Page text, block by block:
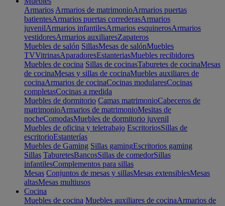
Armarios Armarios de matrimonioArmarios puertas
batientesArmarios puertas correderasArmarios
juvenilArmarios infantilesArmarios esquinerosArmarios
vestidoresArmarios auxiliaresZapateros
Muebles de salón SillasMesas de salónMuebles
TVVitrinasAparadoresEstanteriasMuebles recibidores
Muebles de cocina Sillas de cocinasTaburetes de cocinaMesas
de cocinaMesas y sillas de cocinaMuebles auxiliares de
cocinaArmarios de cocinaCocinas modularesCocinas
completasCocinas a medida
Muebles de dormitorio Camas matrimonioCabeceros de
matrimonioArmarios de matrimonioMesitas de
nocheComodasMuebles de dormitorio juvenil
Muebles de oficina y teletrabajo EscritoriosSillas de
escritorioEstanterías
Muebles de Gaming Sillas gamingEscritorios gaming
Sillas TaburetesBancosSillas de comedorSillas
infantilesComplementos para sillas
Mesas Conjuntos de mesas y sillasMesas extensiblesMesas
altasMesas multiusos
Cocina
Muebles de cocina Muebles auxiliares de cocinaArmarios de